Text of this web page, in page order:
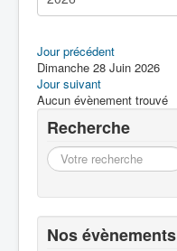
Jour précédent
Dimanche 28 Juin 2026
Jour suivant
Aucun évènement trouvé
Recherche
Recherche
Nos évènements